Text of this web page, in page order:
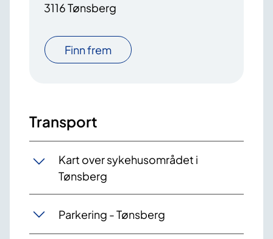
3116 Tønsberg
Finn frem
Transport
Kart over sykehusområdet i
Tønsberg
Parkering - Tønsberg